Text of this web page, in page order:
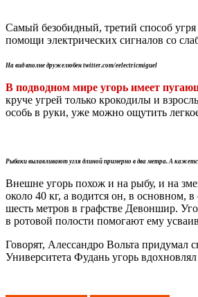
Самый безобидный, третий способ
помощи электрических сигналов со
На вид вполне дружелюбен twitter.com/eelectricmiguel
В подводном мире угорь имеет
круче угрей только крокодилы и
особь в руки, уже можно ощутить
Рыбаки вылавливают угля длиной примерно в два метра. А
Внешне угорь похож и на рыбу, и на
около 40 кг, а водится он, в
шесть метров в графстве Девоншир.
в ротовой полости помогают ему
Говорят, Алессандро Вольта придумал
Университета Фудань угорь